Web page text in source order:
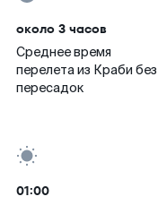
около 3 часов
Среднее время
перелета из Краби без
пересадок
01:00